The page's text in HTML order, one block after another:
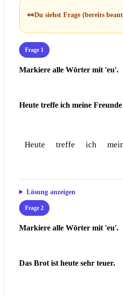
👀Du siehst Frage (bereits
Frage 1
Markiere alle Wörter mit 'eu'.
Heute treffe ich meine
Heute treffe ich
Lösung anzeigen
Frage 2
Markiere alle Wörter mit 'eu'.
Das Brot ist heute sehr teuer.